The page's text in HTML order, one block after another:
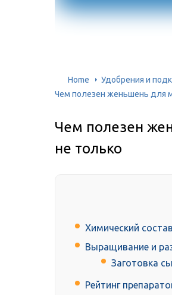
Home
Удобрения и
Чем полезен женьшень для
Чем полезен
не только
Химический состав
Выращивание и
Заготовка
Рейтинг